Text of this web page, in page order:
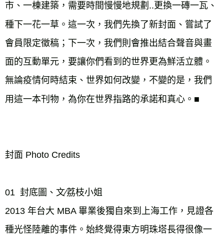
市、一棟建築，需要時間慢慢地規劃..更換一磚一瓦、
種下一花一草。這一次，我們先換了新封面、嘗試了
會員限定徵稿；下一次，我們則會推出結合聲音與畫
面的互動單元，要讓你們看到的世界更為鮮活立體。
無論疫情何時結束、世界如何改變，不變的是，我們
用這一本刊物，為你在世界指路的承諾和真心。■
封面 Photo Credits
01  封底圖、文∕荔枝小姐
2013 年台大 MBA 畢業後獨自來到上海工作，見證各
種光怪陸離的事件。始終覺得東方明珠塔長得很像一